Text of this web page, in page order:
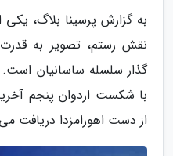
به گزارش پرسینا بلاگ، یکی
نقش رستم، تصویر به قدرت
گذار سلسله ساسانیان است.
با شکست اردوان پنجم
از دست اهورامزدا دریافت